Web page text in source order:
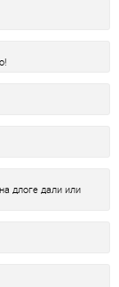
длоге дали или